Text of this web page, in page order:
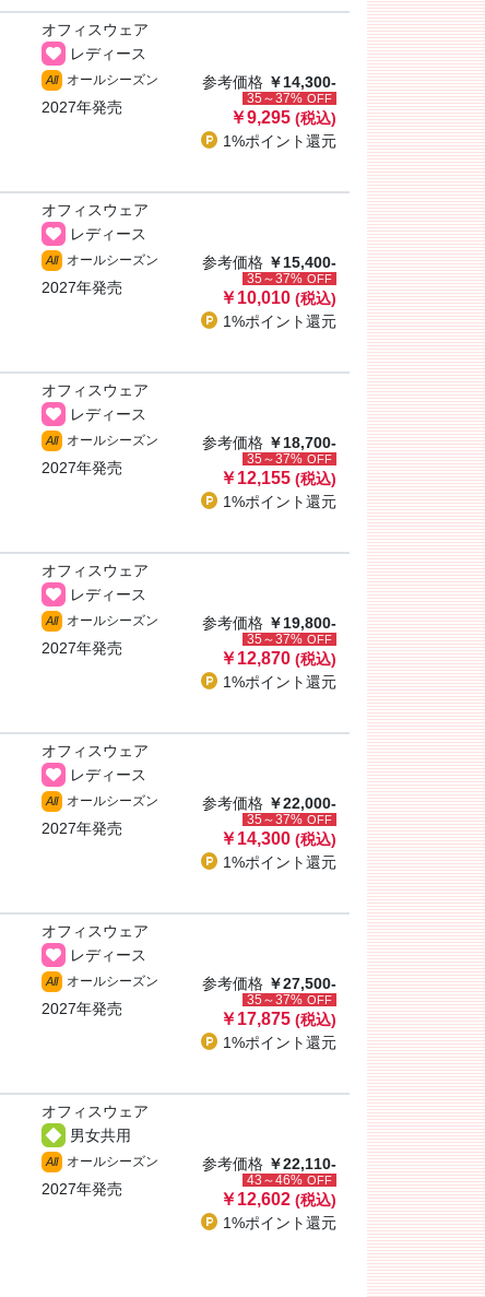
オフィスウェア
レディース
All オールシーズン
2027年発売
参考価格 ￥14,300-
35～37% OFF
￥9,295 (税込)
1%ポイント還元
オフィスウェア
レディース
All オールシーズン
2027年発売
参考価格 ￥15,400-
35～37% OFF
￥10,010 (税込)
1%ポイント還元
オフィスウェア
レディース
All オールシーズン
2027年発売
参考価格 ￥18,700-
35～37% OFF
￥12,155 (税込)
1%ポイント還元
オフィスウェア
レディース
All オールシーズン
2027年発売
参考価格 ￥19,800-
35～37% OFF
￥12,870 (税込)
1%ポイント還元
オフィスウェア
レディース
All オールシーズン
2027年発売
参考価格 ￥22,000-
35～37% OFF
￥14,300 (税込)
1%ポイント還元
オフィスウェア
レディース
All オールシーズン
2027年発売
参考価格 ￥27,500-
35～37% OFF
￥17,875 (税込)
1%ポイント還元
オフィスウェア
男女共用
All オールシーズン
2027年発売
参考価格 ￥22,110-
43～46% OFF
￥12,602 (税込)
1%ポイント還元